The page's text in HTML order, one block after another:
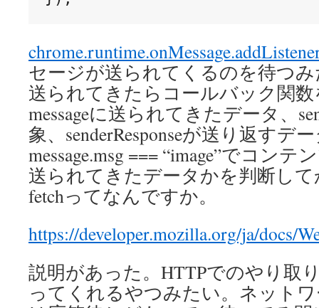
セージが送られてくるのを待つ
送られてきたらコールバック関
messageに送られてきたデータ、
象、senderResponseが送り返すデ
message.msg === “image”でコン
送られてきたデータかを判断して
fetchってなんですか。
https://developer.mozilla.org/ja/docs/
説明があった。HTTPでのやり取
ってくれるやつみたい。ネット